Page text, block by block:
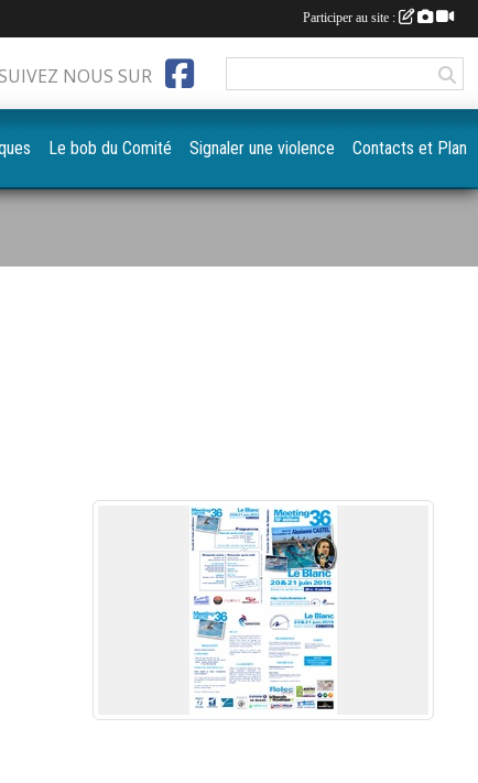
SUIVEZ NOUS SUR
Le bob du Comité Signaler une violence Contacts et Plan
Participer au site :